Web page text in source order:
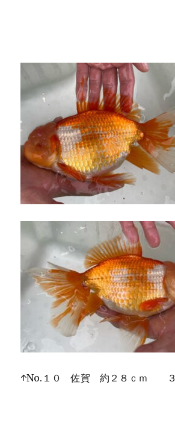
↑No.１０ 佐賀 約２８ｃｍ ３